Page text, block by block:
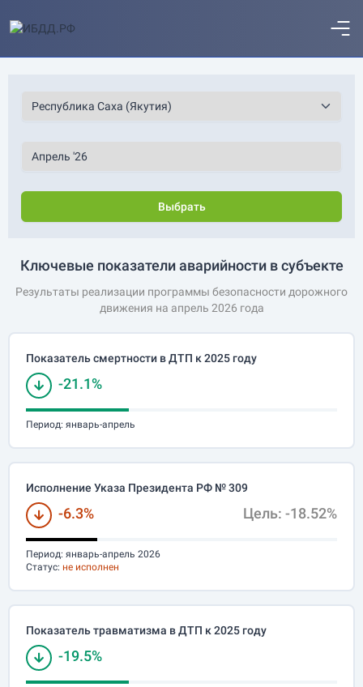
Выбрать
Ключевые показатели аварийности в субъекте
Результаты реализации программы безопасности дорожного
движения на апрель 2026 года
Показатель смертности в ДТП к 2025 году
-21.1%
Период: январь-апрель
Исполнение Указа Президента РФ № 309
-6.3% Цель: -18.52%
Период: январь-апрель 2026
Статус: не исполнен
Показатель травматизма в ДТП к 2025 году
-19.5%